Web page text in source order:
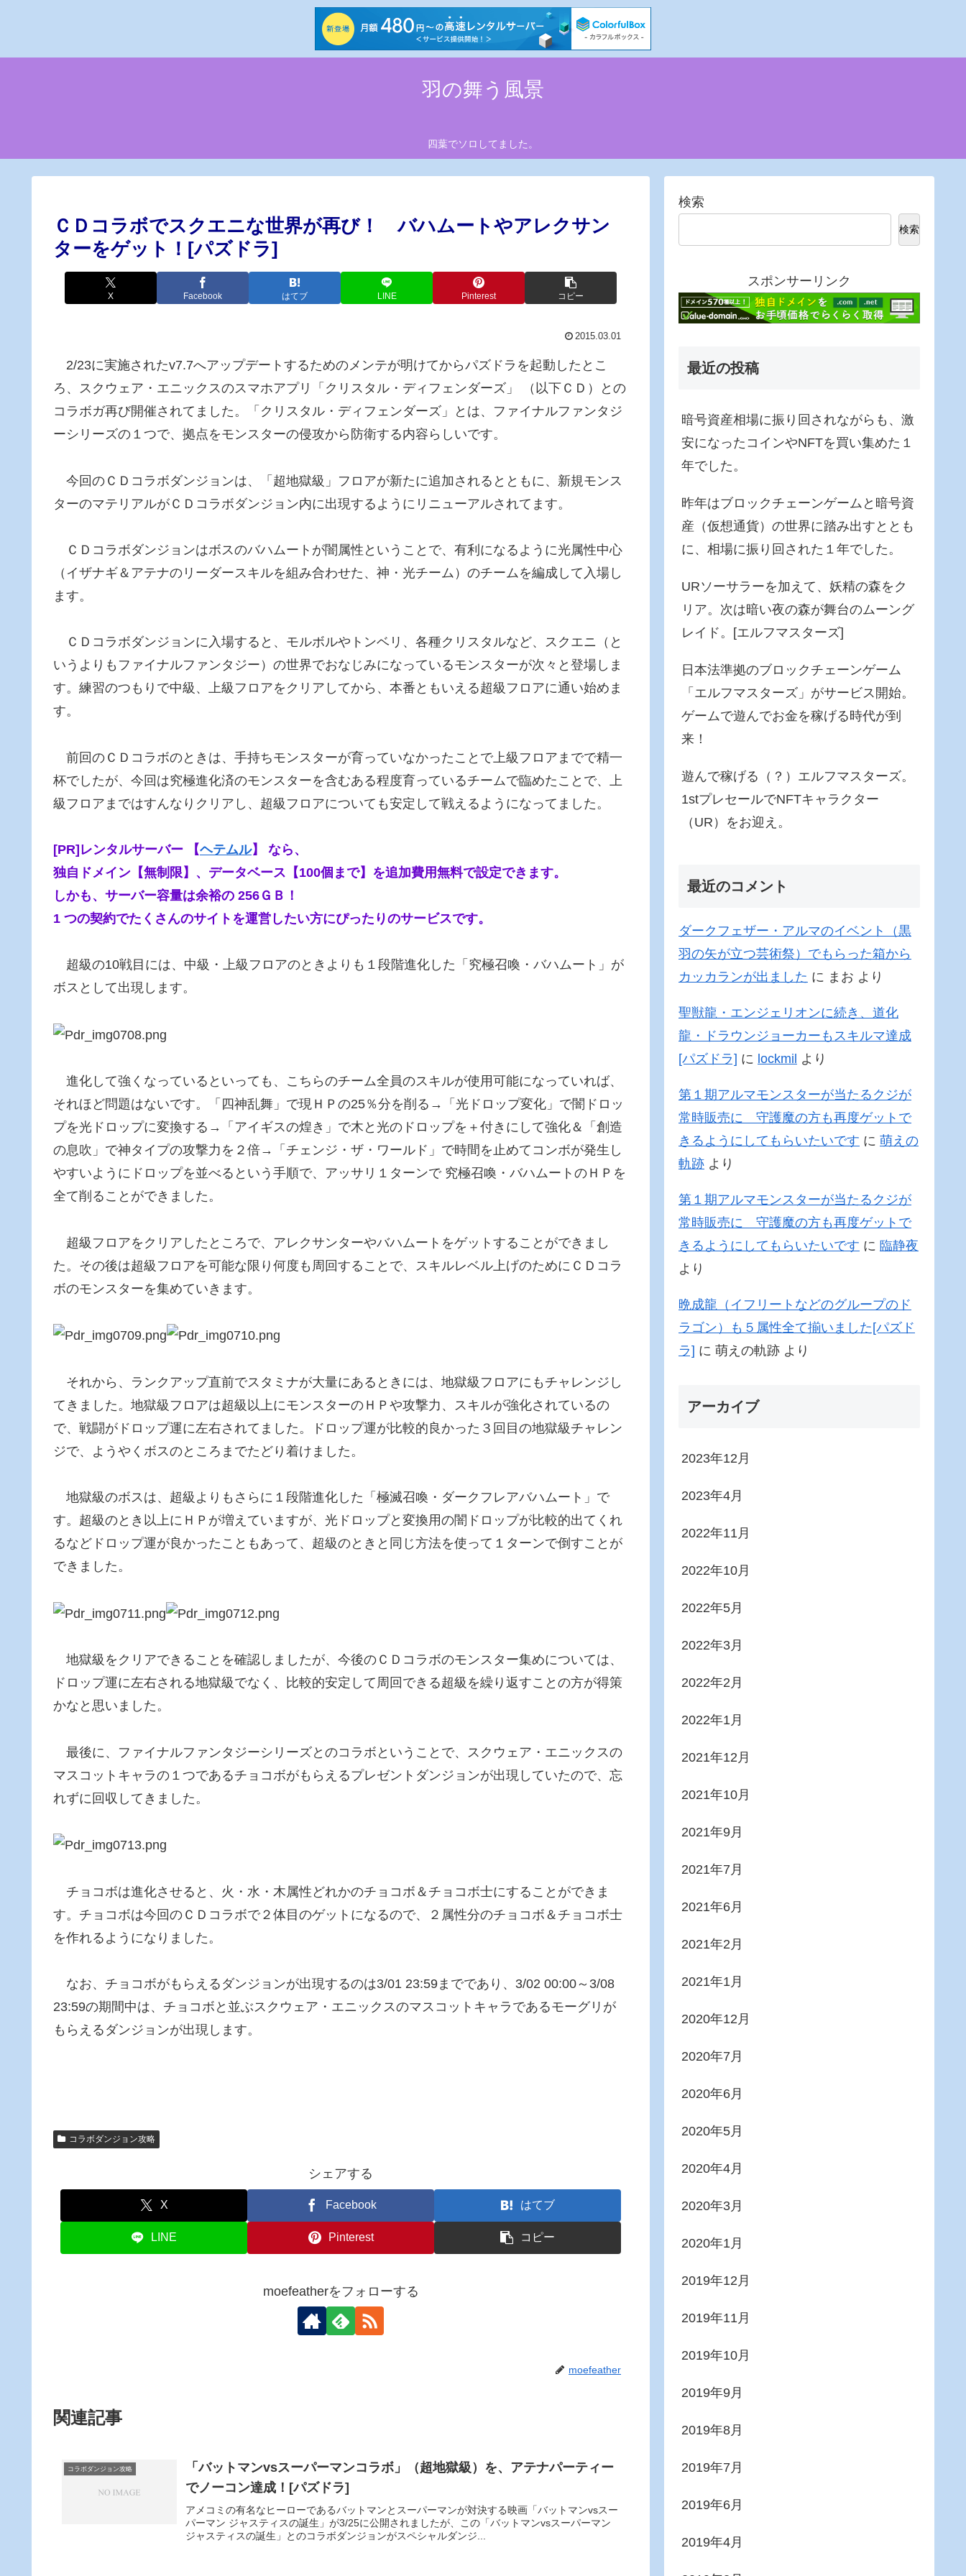
羽の舞う風景
四葉でソロしてました。
ＣＤコラボでスクエニな世界が再び！ バハムートやアレクサン
ターをゲット！[パズドラ]
X Facebook はてブ LINE Pinterest コピー
2015.03.01
2/23に実施されたv7.7へアップデートするためのメンテが明けてからパズドラを起動したとこ
ろ、スクウェア・エニックスのスマホアプリ「クリスタル・ディフェンダーズ」 （以下ＣＤ）との
コラボガ再び開催されてました。「クリスタル・ディフェンダーズ」とは、ファイナルファンタジ
ーシリーズの１つで、拠点をモンスターの侵攻から防衛する内容らしいです。
今回のＣＤコラボダンジョンは、「超地獄級」フロアが新たに追加されるとともに、新規モンス
ターのマテリアルがＣＤコラボダンジョン内に出現するようにリニューアルされてます。
ＣＤコラボダンジョンはボスのバハムートが闇属性ということで、有利になるように光属性中心
（イザナギ＆アテナのリーダースキルを組み合わせた、神・光チーム）のチームを編成して入場し
ます。
ＣＤコラボダンジョンに入場すると、モルボルやトンベリ、各種クリスタルなど、スクエニ（と
いうよりもファイナルファンタジー）の世界でおなじみになっているモンスターが次々と登場しま
す。練習のつもりで中級、上級フロアをクリアしてから、本番ともいえる超級フロアに通い始めま
す。
前回のＣＤコラボのときは、手持ちモンスターが育っていなかったことで上級フロアまでで精一
杯でしたが、今回は究極進化済のモンスターを含むある程度育っているチームで臨めたことで、上
級フロアまではすんなりクリアし、超級フロアについても安定して戦えるようになってました。
[PR]レンタルサーバー 【ヘテムル】 なら、
独自ドメイン【無制限】、データベース【100個まで】を追加費用無料で設定できます。
しかも、サーバー容量は余裕の 256ＧＢ！
1 つの契約でたくさんのサイトを運営したい方にぴったりのサービスです。
超級の10戦目には、中級・上級フロアのときよりも１段階進化した「究極召喚・バハムート」が
ボスとして出現します。
進化して強くなっているといっても、こちらのチーム全員のスキルが使用可能になっていれば、
それほど問題はないです。「四神乱舞」で現ＨＰの25％分を削る→「光ドロップ変化」で闇ドロッ
プを光ドロップに変換する→「アイギスの煌き」で木と光のドロップを＋付きにして強化＆「創造
の息吹」で神タイプの攻撃力を２倍→「チェンジ・ザ・ワールド」で時間を止めてコンボが発生し
やすいようにドロップを並べるという手順で、アッサリ１ターンで 究極召喚・バハムートのＨＰを
全て削ることができました。
超級フロアをクリアしたところで、アレクサンターやバハムートをゲットすることができまし
た。その後は超級フロアを可能な限り何度も周回することで、スキルレベル上げのためにＣＤコラ
ボのモンスターを集めていきます。
それから、ランクアップ直前でスタミナが大量にあるときには、地獄級フロアにもチャレンジし
てきました。地獄級フロアは超級以上にモンスターのＨＰや攻撃力、スキルが強化されているの
で、戦闘がドロップ運に左右されてました。ドロップ運が比較的良かった３回目の地獄級チャレン
ジで、ようやくボスのところまでたどり着けました。
地獄級のボスは、超級よりもさらに１段階進化した「極滅召喚・ダークフレアバハムート」で
す。超級のとき以上にＨＰが増えていますが、光ドロップと変換用の闇ドロップが比較的出てくれ
るなどドロップ運が良かったこともあって、超級のときと同じ方法を使って１ターンで倒すことが
できました。
地獄級をクリアできることを確認しましたが、今後のＣＤコラボのモンスター集めについては、
ドロップ運に左右される地獄級でなく、比較的安定して周回できる超級を繰り返すことの方が得策
かなと思いました。
最後に、ファイナルファンタジーシリーズとのコラボということで、スクウェア・エニックスの
マスコットキャラの１つであるチョコボがもらえるプレゼントダンジョンが出現していたので、忘
れずに回収してきました。
チョコボは進化させると、火・水・木属性どれかのチョコボ＆チョコボ士にすることができま
す。チョコボは今回のＣＤコラボで２体目のゲットになるので、２属性分のチョコボ＆チョコボ士
を作れるようになりました。
なお、チョコボがもらえるダンジョンが出現するのは3/01 23:59までであり、3/02 00:00～3/08
23:59の期間中は、チョコボと並ぶスクウェア・エニックスのマスコットキャラであるモーグリが
もらえるダンジョンが出現します。
コラボダンジョン攻略
シェアする
X Facebook はてブ
LINE Pinterest コピー
moefeatherをフォローする
moefeather
関連記事
コラボダンジョン攻略
「バットマンvsスーパーマンコラボ」（超地獄級）を、アテナパーティー
でノーコン達成！[パズドラ]
アメコミの有名なヒーローであるバットマンとスーパーマンが対決する映画「バットマンvsスー
パーマン ジャスティスの誕生」が3/25に公開されましたが、この「バットマンvsスーパーマン
ジャスティスの誕生」とのコラボダンジョンがスペシャルダンジ...
検索
検索
スポンサーリンク
最近の投稿
暗号資産相場に振り回されながらも、激
安になったコインやNFTを買い集めた１
年でした。
昨年はブロックチェーンゲームと暗号資
産（仮想通貨）の世界に踏み出すととも
に、相場に振り回された１年でした。
URソーサラーを加えて、妖精の森をク
リア。次は暗い夜の森が舞台のムーング
レイド。[エルフマスターズ]
日本法準拠のブロックチェーンゲーム
「エルフマスターズ」がサービス開始。
ゲームで遊んでお金を稼げる時代が到
来！
遊んで稼げる（？）エルフマスターズ。
1stプレセールでNFTキャラクター
（UR）をお迎え。
最近のコメント
ダークフェザー・アルマのイベント（黒
羽の矢が立つ芸術祭）でもらった箱から
カッカランが出ました に まお より
聖獣龍・エンジェリオンに続き、道化
龍・ドラウンジョーカーもスキルマ達成
[パズドラ] に lockmil より
第１期アルマモンスターが当たるクジが
常時販売に 守護魔の方も再度ゲットで
きるようにしてもらいたいです に 萌えの
軌跡 より
第１期アルマモンスターが当たるクジが
常時販売に 守護魔の方も再度ゲットで
きるようにしてもらいたいです に 臨静夜
より
晩成龍（イフリートなどのグループのド
ラゴン）も５属性全て揃いました[パズド
ラ] に 萌えの軌跡 より
アーカイブ
2023年12月
2023年4月
2022年11月
2022年10月
2022年5月
2022年3月
2022年2月
2022年1月
2021年12月
2021年10月
2021年9月
2021年7月
2021年6月
2021年2月
2021年1月
2020年12月
2020年7月
2020年6月
2020年5月
2020年4月
2020年3月
2020年1月
2019年12月
2019年11月
2019年10月
2019年9月
2019年8月
2019年7月
2019年6月
2019年4月